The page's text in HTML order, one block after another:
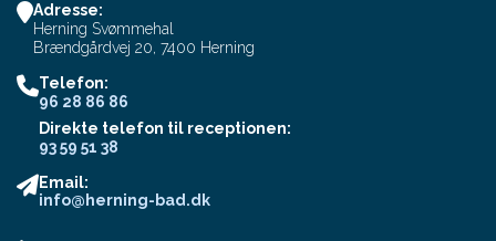
Adresse:
Herning Svømmehal
Brændgårdvej 20, 7400 Herning
Telefon:
96 28 86 86
Direkte telefon til receptionen:
93 59 51 38
Email:
info@herning-bad.dk